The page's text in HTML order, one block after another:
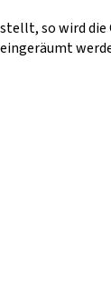
so wird